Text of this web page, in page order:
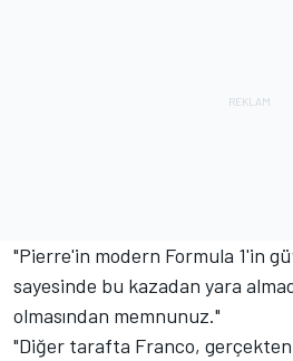
"Pierre'in modern Formula 1'in
sayesinde bu kazadan yara
olmasından memnunuz."
"Diğer tarafta Franco,